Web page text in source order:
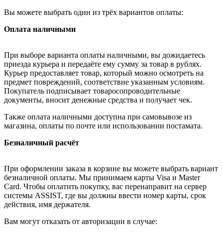
Вы можете выбрать один из трёх вариантов оплаты:
Оплата наличными
При выборе варианта оплаты наличными, вы дожидаетесь
приезда курьера и передаёте ему сумму за товар в рублях.
Курьер предоставляет товар, который можно осмотреть на
предмет повреждений, соответствие указанным условиям.
Покупатель подписывает товаросопроводительные
документы, вносит денежные средства и получает чек.
Также оплата наличными доступна при самовывозе из
магазина, оплаты по почте или использовании постамата.
Безналичный расчёт
При оформлении заказа в корзине вы можете выбрать вариант
безналичной оплаты. Мы принимаем карты Visa и Master
Card. Чтобы оплатить покупку, вас перенаправит на сервер
системы ASSIST, где вы должны ввести номер карты, срок
действия, имя держателя.
Вам могут отказать от авторизации в случае: